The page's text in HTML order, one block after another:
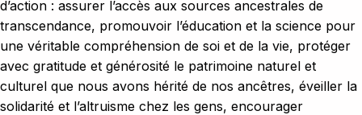
d’action : assurer l’accès aux sources ancestrales de
transcendance, promouvoir l’éducation et la science pour
une véritable compréhension de soi et de la vie, protéger
avec gratitude et générosité le patrimoine naturel et
culturel que nous avons hérité de nos ancêtres, éveiller la
solidarité et l’altruisme chez les gens, encourager